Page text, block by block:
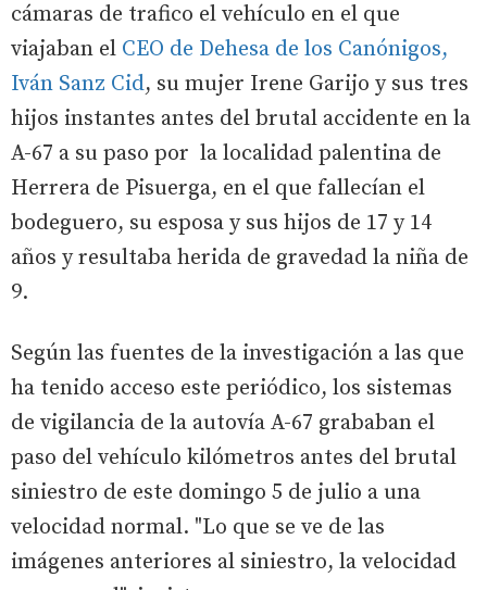
cámaras de trafico el vehículo en el que
viajaban el CEO de Dehesa de los Canónigos,
Iván Sanz Cid, su mujer Irene Garijo y sus tres
hijos instantes antes del brutal accidente en la
A-67 a su paso por la localidad palentina de
Herrera de Pisuerga, en el que fallecían el
bodeguero, su esposa y sus hijos de 17 y 14
años y resultaba herida de gravedad la niña de
9.
Según las fuentes de la investigación a las que
ha tenido acceso este periódico, los sistemas
de vigilancia de la autovía A-67 grababan el
paso del vehículo kilómetros antes del brutal
siniestro de este domingo 5 de julio a una
velocidad normal. "Lo que se ve de las
imágenes anteriores al siniestro, la velocidad